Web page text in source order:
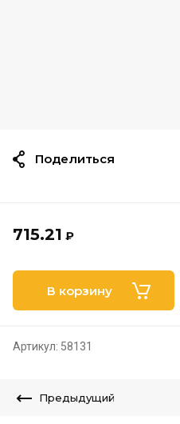
715.21 ₽
В корзину
Артикул: 58131
Поделиться
Предыдущий